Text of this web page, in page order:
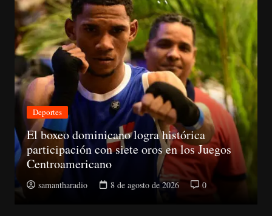
dominicano logra histórica
con siete oros en los Juegos
8 de agosto de 2026 0
CNM
la